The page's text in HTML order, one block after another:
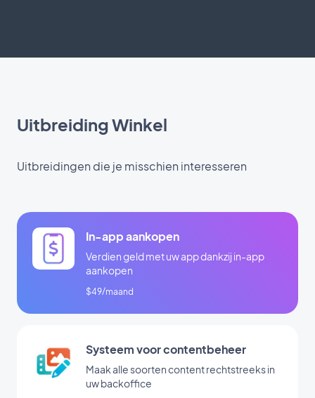
Uitbreiding Winkel
Uitbreidingen die je misschien interesseren
In-app aankopen
Verdien geld met uw app dankzij in-app
aankopen
$49/maand
Systeem voor contentbeheer
Maak alle soorten content rechtstreeks in
uw backoffice